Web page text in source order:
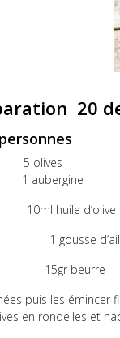
20
5 olives
aubergine
huile d’olive
d’ail
beurre
puis les émincer
en rondelles et